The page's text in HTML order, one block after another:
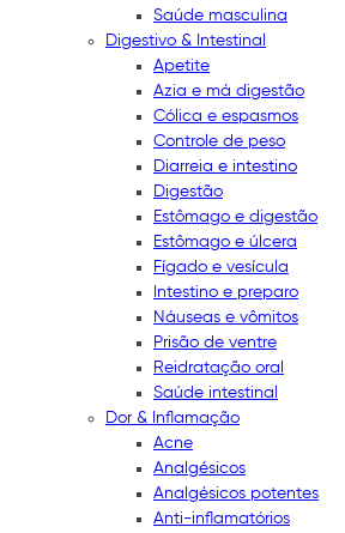
Saúde masculina
Digestivo & Intestinal
Apetite
Azia e má digestão
Cólica e espasmos
Controle de peso
Diarreia e intestino
Digestão
Estômago e digestão
Estômago e úlcera
Fígado e vesícula
Intestino e preparo
Náuseas e vômitos
Prisão de ventre
Reidratação oral
Saúde intestinal
Dor & Inflamação
Acne
Analgésicos
Analgésicos potentes
Anti-inflamatórios